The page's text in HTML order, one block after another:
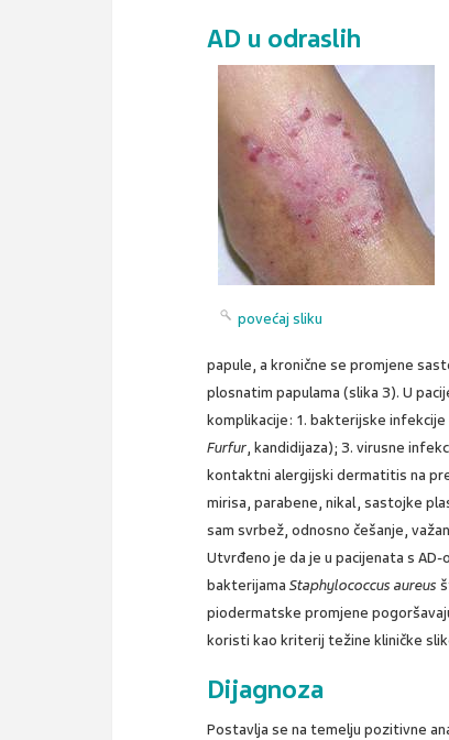
AD u odraslih
povećaj sliku
papule, a kronične se promjene
plosnatim papulama (slika 3). U
komplikacije: 1. bakterijske
Furfur, kandidijaza); 3. virusne
kontaktni alergijski dermatitis na
mirisa, parabene, nikal, sastojke
sam svrbež, odnosno češanje,
Utvrđeno je da je u pacijenata s
bakterijamaStaphylococcus aureus
piodermatske promjene
koristi kao kriterij težine kliničke
Dijagnoza
Postavlja se na temelju pozitivne